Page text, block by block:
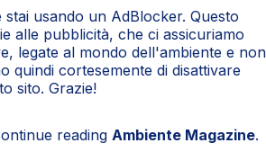
usando un AdBlocker. Questo
alle pubblicità, che ci assicuriamo
legate al mondo dell'ambiente e non
quindi cortesemente di disattivare
sito. Grazie!
reading Ambiente Magazine.